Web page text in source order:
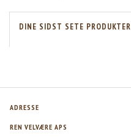
DINE SIDST SETE PRODUKTER
ADRESSE
REN VELVÆRE APS